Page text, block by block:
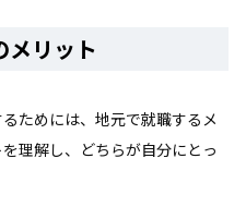
メリット
ためには、地元で就職するメ
理解し、どちらが自分にとっ